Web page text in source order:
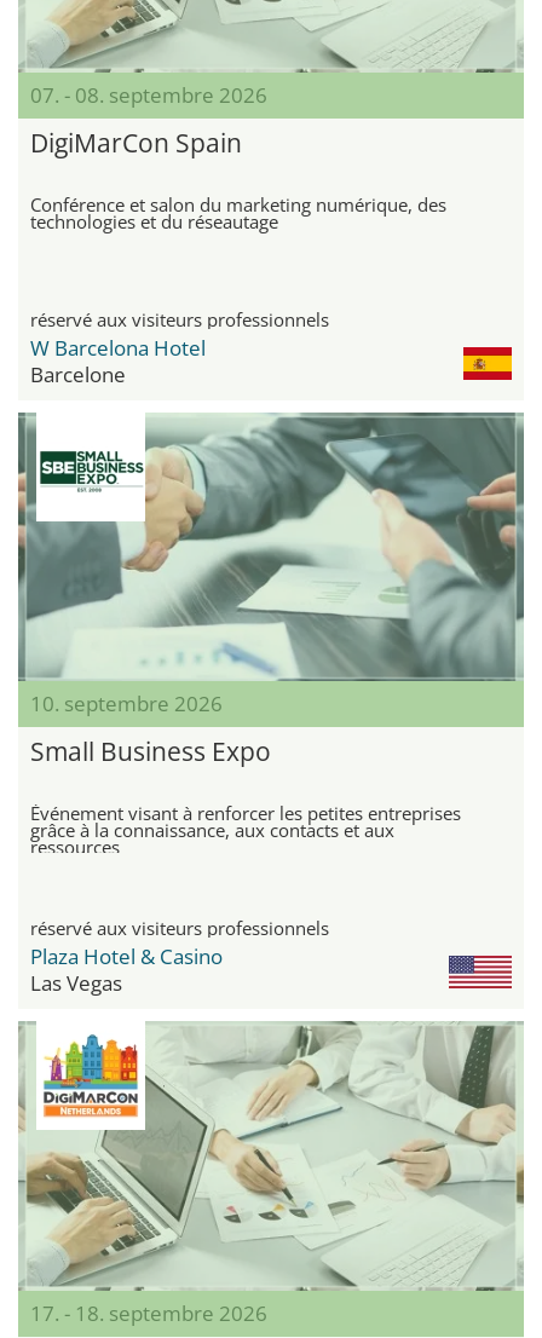
07. - 08. septembre 2026
DigiMarCon Spain
Conférence et salon du marketing numérique, des
technologies et du réseautage
réservé aux visiteurs professionnels
W Barcelona Hotel
Barcelone
10. septembre 2026
Small Business Expo
Événement visant à renforcer les petites entreprises
grâce à la connaissance, aux contacts et aux
ressources
réservé aux visiteurs professionnels
Plaza Hotel & Casino
Las Vegas
17. - 18. septembre 2026